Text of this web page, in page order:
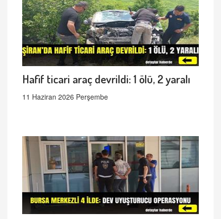
Hafif ticari araç devrildi: 1 ölü, 2 yaralı
11 Haziran 2026 Perşembe